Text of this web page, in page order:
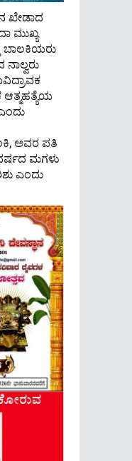
ಖೇಡಾದ
ಮುಖ್ಯ
ಬಾಲಕಿಯರು
ಅವರ ಪತಿ
ಮಗಳು
ಎಂದು